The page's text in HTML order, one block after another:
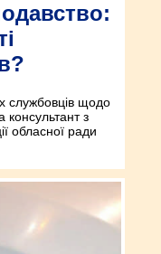
службовців щодо
консультант з
обласної ради